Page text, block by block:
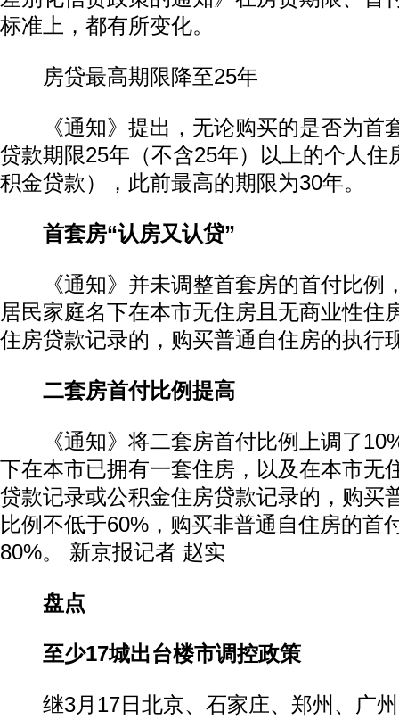
标准上，都有所变化。
房贷最高期限降至25年
《通知》提出，无论购买的是否为首
贷款期限25年（不含25年）以上的个人住
积金贷款），此前最高的期限为30年。
首套房“认房又认贷”
《通知》并未调整首套房的首付比例
居民家庭名下在本市无住房且无商业性住
住房贷款记录的，购买普通自住房的执行
二套房首付比例提高
《通知》将二套房首付比例上调了
下在本市已拥有一套住房，以及在本市无
贷款记录或公积金住房贷款记录的，购买
比例不低于60%，购买非普通自住房的首
80%。 新京报记者 赵实
盘点
至少17城出台楼市调控政策
继3月17日北京、石家庄、郑州、广州